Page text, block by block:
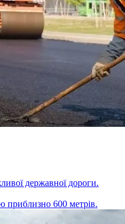
державної дороги.
приблизно 600 метрів.